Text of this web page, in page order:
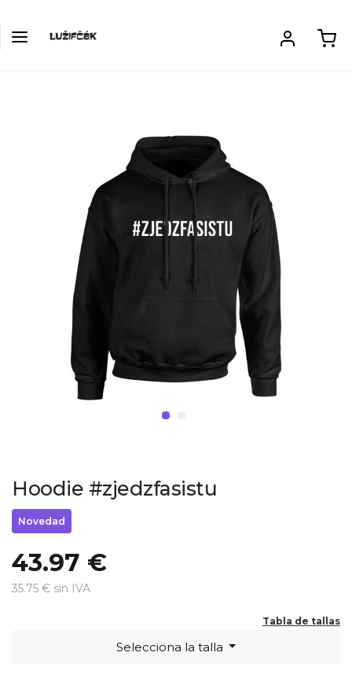
Hoodie #zjedzfasistu
Novedad
43.97 €
35.75 € sin IVA
Tabla de tallas
Selecciona la talla